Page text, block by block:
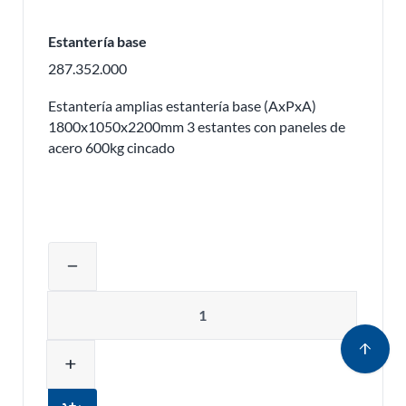
Estantería base
287.352.000
Estantería amplias estantería base (AxPxA)
1800x1050x2200mm 3 estantes con paneles de
acero 600kg cincado
remove
add
arrow_upward